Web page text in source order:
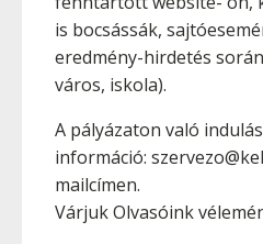
is bocsássák,
eredmény-hirdetés
város, iskola).
A pályázaton való
információ:
mailcímen.
Várjuk Olvasóink